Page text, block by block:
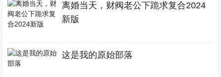
离婚当天，财阀老公下跪求复合2024
新版
这是我的原始部落